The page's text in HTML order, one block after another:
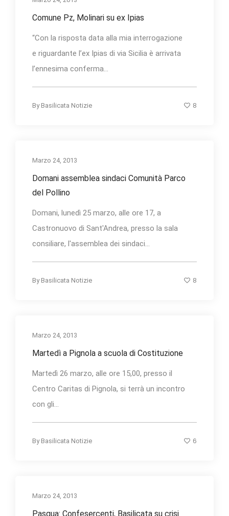
Comune Pz, Molinari su ex Ipias
“Con la risposta data alla mia interrogazione
e riguardante l’ex Ipias di via Sicilia è arrivata
l’ennesima conferma...
By Basilicata Notizie 8
Marzo 24, 2013
Domani assemblea sindaci Comunità Parco
del Pollino
Domani, lunedì 25 marzo, alle ore 17, a
Castronuovo di Sant'Andrea, presso la sala
consiliare, l'assemblea dei sindaci...
By Basilicata Notizie 8
Marzo 24, 2013
Martedì a Pignola a scuola di Costituzione
Martedì 26 marzo, alle ore 15,00, presso il
Centro Caritas di Pignola, si terrà un incontro
con gli...
By Basilicata Notizie 6
Marzo 24, 2013
Pasqua: Confesercenti, Basilicata su crisi